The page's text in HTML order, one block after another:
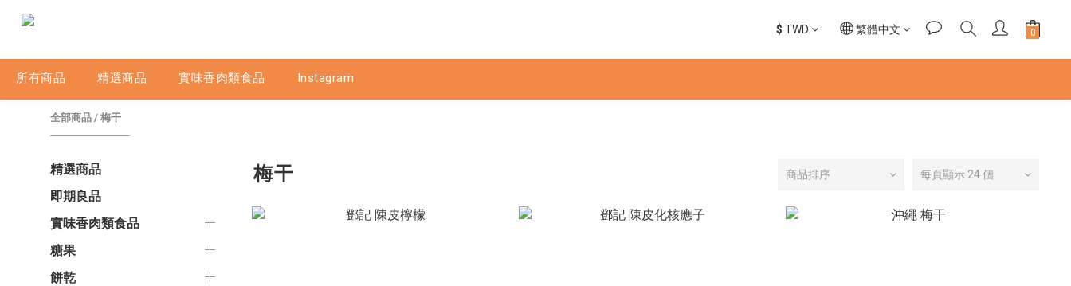
$ TWD 繁體中文
所有商品 精選商品 實味香肉類食品 Instagram
全部商品 / 梅干
精選商品
即期良品
實味香肉類食品
糖果
餅乾
梅干 商品排序 每頁顯示 24 個